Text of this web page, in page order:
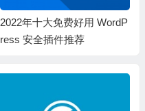
2022年十大免费好用 WordP
ress 安全插件推荐